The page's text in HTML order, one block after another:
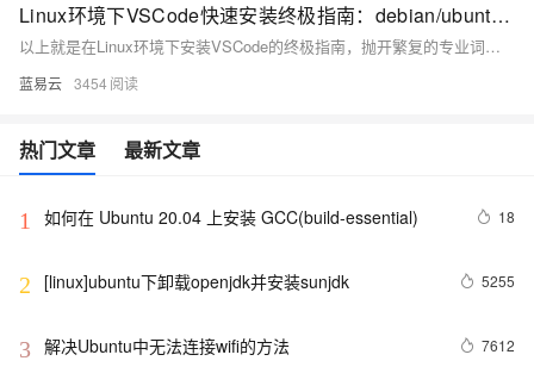
Linux环境下VSCode快速安装终极指南：debian/ubuntu/linux平台通用
以上就是在Linux环境下安装VSCode的终极指南，抛开繁复的专业词汇，以平易近人的文字、形象生动的比喻让你轻松学会这一过程。别忘了，你的小伙伴VSCode已经在应用菜单里等你了！
蓝易云 3454
热门文章 最新文章
1 如何在 Ubuntu 20.04 上安装 GCC(build-essential) 18
2 [linux]ubuntu下卸载openjdk并安装sunjdk 5255
3 解决Ubuntu中无法连接wifi的方法 7612